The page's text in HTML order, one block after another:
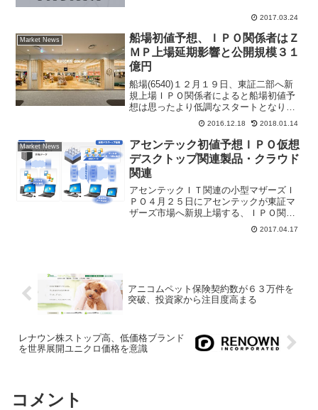
2017.03.24
Market News
船場初値予想、ＩＰＯ関係者はＺ
ＭＰ上場延期影響と公開規模３１
億円
船場(6540)１２月１９日、東証二部へ新
規上場ＩＰＯ関係者によると船場初値予
想は思ったより低調なスタートとなりそ
う。公開価格１２９０円を基準としたレ
ンジの狭い上下で初値がつくと予想され
る。同社は商業施設の企画、設計から監
理、施工までトータ...
2016.12.18 2018.01.14
Market News
アセンテック初値予想ＩＰＯ仮想
デスクトップ関連製品・クラウド
関連
アセンテックＩＴ関連の小型マザーズＩ
ＰＯ４月２５日にアセンテックが東証マ
ザーズ市場へ新規上場する、ＩＰＯ関係
者の間ではアセンテック評判が高く、公
開価格を大幅に上回る４月の注目ＩＰＯ
2017.04.17
アニコムペット保険契約数が６３万件を
突破、投資家から注目度高まる
レナウン株ストップ高、低価格ブランド
を世界展開ユニクロ価格を意識
コメント